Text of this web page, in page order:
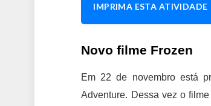
IMPRIMA ESTA ATIVIDADE
Novo filme Frozen
Em 22 de novembro está
Adventure. Dessa vez o